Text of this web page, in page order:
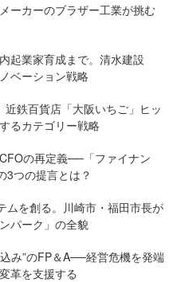
ーカーのブラザー工業が挑む
起業家育成まで。清水建設
ベーション戦略
近鉄百貨店「大阪いちご」ヒッ
るカテゴリー戦略
の再定義──「ファイナン
3つの提言とは？
ムを創る。川崎市・福田市長が
パーク」の全貌
み”のFP＆A──経営危機を発端
革を支援する